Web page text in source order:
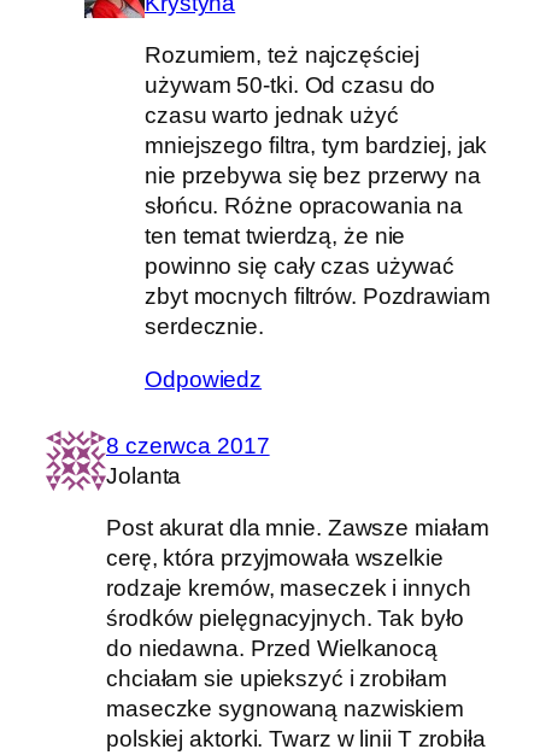
Rozumiem, też najczęściej
używam 50-tki. Od czasu do
czasu warto jednak użyć
mniejszego filtra, tym bardziej, jak
nie przebywa się bez przerwy na
słońcu. Różne opracowania na
ten temat twierdzą, że nie
powinno się cały czas używać
zbyt mocnych filtrów. Pozdrawiam
serdecznie.
Odpowiedz
8 czerwca 2017
Jolanta
Post akurat dla mnie. Zawsze miałam
cerę, która przyjmowała wszelkie
rodzaje kremów, maseczek i innych
środków pielęgnacyjnych. Tak było
do niedawna. Przed Wielkanocą
chciałam sie upiekszyć i zrobiłam
maseczke sygnowaną nazwiskiem
polskiej aktorki. Twarz w linii T zrobiła